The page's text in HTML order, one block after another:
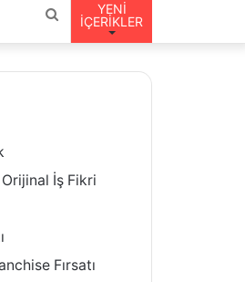
YENI
İÇERIKLER
Arama
yap
İş Fikri
Fırsatı